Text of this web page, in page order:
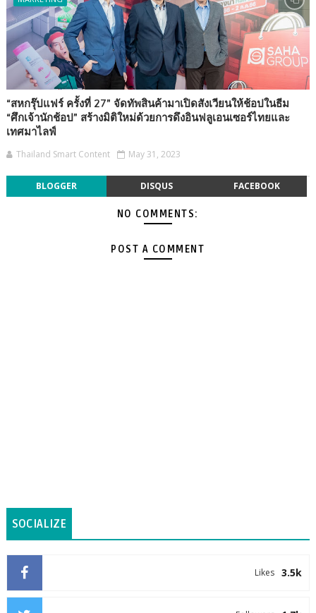
“สหกรุ๊ปแฟร์ ครั้งที่ 27” จัดทัพสินค้ามาเปิดสังเวียนให้ช้อปในธีม
“ศึกเจ้านักช้อป” สร้างมิติใหม่ด้วยการดึงอินฟลูเอนเซอร์ไทยและ
เทศมาไลฟ์
Thailand Smart Content May 31, 2023
BLOGGER DISQUS FACEBOOK
NO COMMENTS:
POST A COMMENT
SOCIALIZE
3.5k
Likes